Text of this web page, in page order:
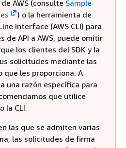
AWS (consulte Sample
) o la herramienta de
Interface (AWS CLI) para
de API a AWS, puede omitir
los clientes del SDK y la
solicitudes mediante las
que les proporciona. A
una razón específica para
que utilice
la CLI.
las que se admiten varias
las solicitudes de firma